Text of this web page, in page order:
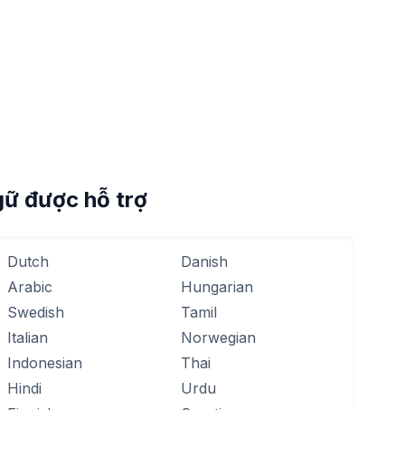
được hỗ trợ
Dutch
Arabic
Swedish
Italian
Indonesian
Hindi
Finnish
Danish
Hungarian
Tamil
Norwegian
Thai
Urdu
Croatian